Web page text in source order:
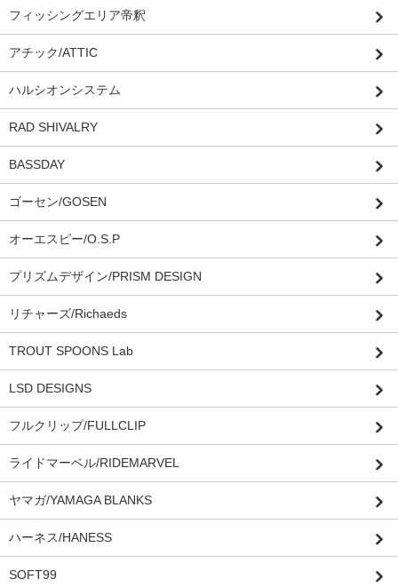
フィッシングエリア帝釈
アチック/ATTIC
ハルシオンシステム
RAD SHIVALRY
BASSDAY
ゴーセン/GOSEN
オーエスピー/O.S.P
プリズムデザイン/PRISM DESIGN
リチャーズ/Richaeds
TROUT SPOONS Lab
LSD DESIGNS
フルクリップ/FULLCLIP
ライドマーベル/RIDEMARVEL
ヤマガ/YAMAGA BLANKS
ハーネス/HANESS
SOFT99